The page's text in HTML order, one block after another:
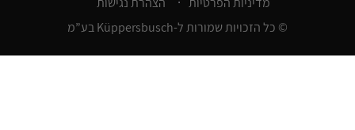
© כל הזכויות שמורות ל-Küppersbusch בע”מ